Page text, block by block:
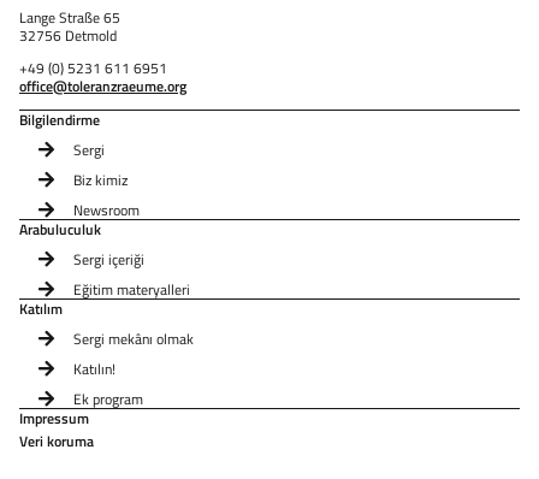
Lange Straße 65
32756 Detmold
+49 (0) 5231 611 6951
office@toleranzraeume.org
Bilgilendirme
Sergi
Biz kimiz
Newsroom
Arabuluculuk
Sergi içeriği
Eğitim materyalleri
Katılım
Sergi mekânı olmak
Katılın!
Ek program
Impressum
Veri koruma